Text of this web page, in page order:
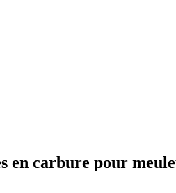
en carbure pour